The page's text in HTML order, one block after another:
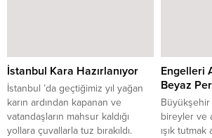
İstanbul Kara Hazırlanıyor
İstanbul ’da geçtiğimiz yıl yağan
karın ardından kapanan ve
vatandaşların mahsur kaldığı
yollara çuvallarla tuz bırakıldı.
Engelleri
Beyaz
bireyler ve
ışık tutmak